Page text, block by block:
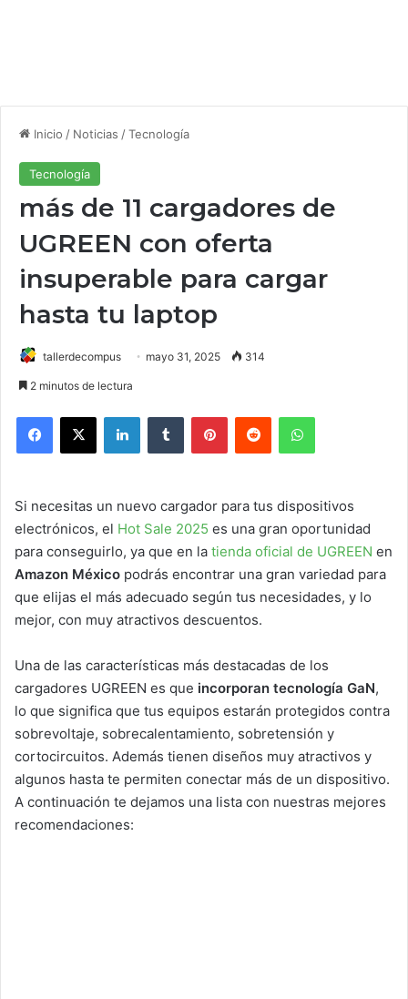
Inicio / Noticias /Tecnología
Tecnología
más de 11 cargadores de
UGREEN con oferta
insuperable para cargar
hasta tu laptop
tallerdecompus mayo 31, 2025 314
2 minutos de lectura
Si necesitas un nuevo cargador para tus dispositivos
electrónicos, el Hot Sale 2025 es una gran oportunidad
para conseguirlo, ya que en la tienda oficial de UGREEN en
Amazon México podrás encontrar una gran variedad para
que elijas el más adecuado según tus necesidades, y lo
mejor, con muy atractivos descuentos.
Una de las características más destacadas de los
cargadores UGREEN es que incorporan tecnología GaN,
lo que significa que tus equipos estarán protegidos contra
sobrevoltaje, sobrecalentamiento, sobretensión y
cortocircuitos. Además tienen diseños muy atractivos y
algunos hasta te permiten conectar más de un dispositivo.
A continuación te dejamos una lista con nuestras mejores
recomendaciones: